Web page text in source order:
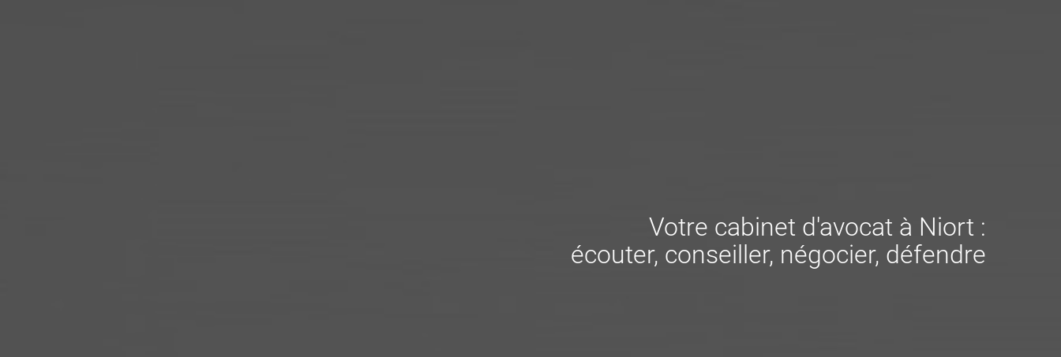
Votre cabinet d'avocat à Niort :
écouter, conseiller, négocier, défendre